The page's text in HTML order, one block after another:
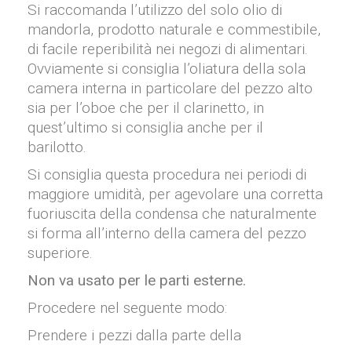
Si raccomanda l’utilizzo del solo olio di
mandorla, prodotto naturale e commestibile,
di facile reperibilità nei negozi di alimentari.
Ovviamente si consiglia l’oliatura della sola
camera interna in particolare del pezzo alto
sia per l’oboe che per il clarinetto, in
quest’ultimo si consiglia anche per il
barilotto.
Si consiglia questa procedura nei periodi di
maggiore umidità, per agevolare una corretta
fuoriuscita della condensa che naturalmente
si forma all’interno della camera del pezzo
superiore.
Non va usato per le parti esterne.
Procedere nel seguente modo:
Prendere i pezzi dalla parte della